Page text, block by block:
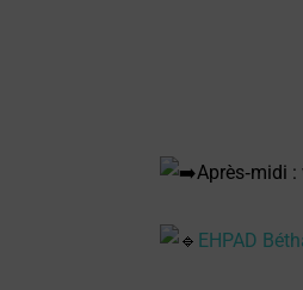
Après‑midi
EHPAD